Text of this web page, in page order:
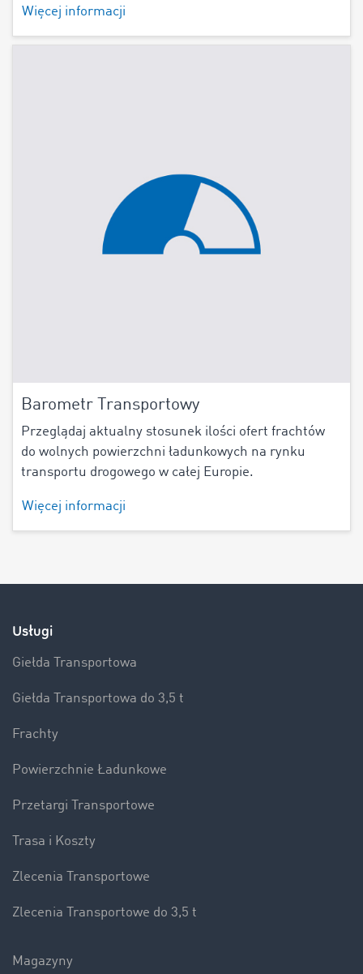
Więcej informacji
Barometr Transportowy
Przeglądaj aktualny stosunek ilości ofert frachtów
do wolnych powierzchni ładunkowych na rynku
transportu drogowego w całej Europie.
Więcej informacji
Usługi
Giełda Transportowa
Giełda Transportowa do 3,5 t
Frachty
Powierzchnie Ładunkowe
Przetargi Transportowe
Trasa i Koszty
Zlecenia Transportowe
Zlecenia Transportowe do 3,5 t
Magazyny